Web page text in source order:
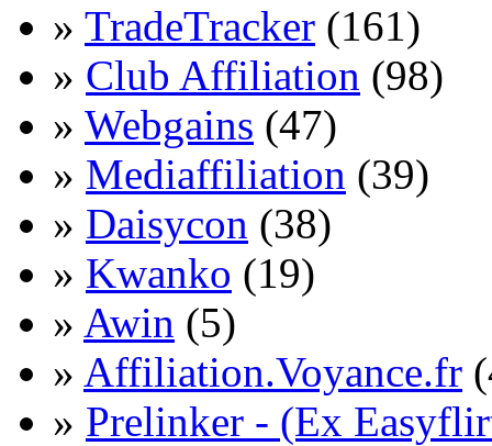
» TradeTracker (161)
» Club Affiliation (98)
» Webgains (47)
» Mediaffiliation (39)
» Daisycon (38)
» Kwanko (19)
» Awin (5)
» Affiliation.Voyance.fr
» Prelinker - (Ex